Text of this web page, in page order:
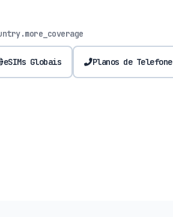
eSIMs Globais Planos de Telefone